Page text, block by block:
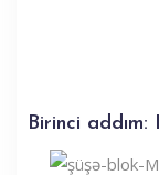
Birinci addım: